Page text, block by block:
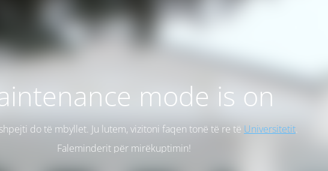
mode is on
do të mbyllet. Ju lutem, vizitoni faqen tonë të re të Universitetit.
Faleminderit për mirëkuptimin!